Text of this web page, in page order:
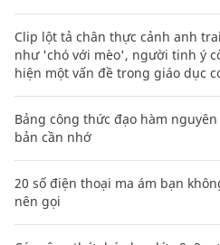
Clip lột tả chân thực cảnh anh
như 'chó với mèo', người tinh ý
hiện một vấn đề trong giáo dục
Bảng công thức đạo hàm
bản cần nhớ
20 số điện thoại ma ám bạn
nên gọi